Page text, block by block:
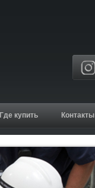
Где купить Контакты